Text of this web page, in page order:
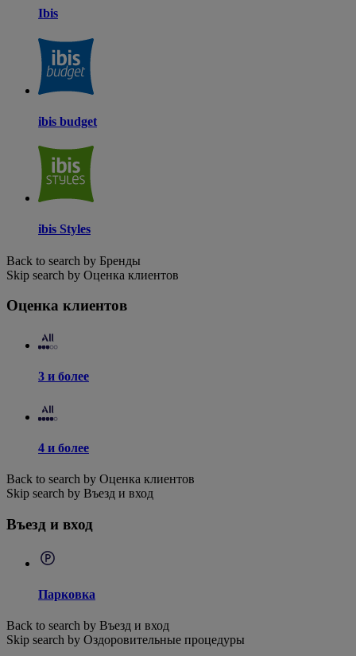
Ibis
ibis budget
ibis Styles
Back to search by Бренды
Skip search by Оценка клиентов
Оценка клиентов
3 и более
4 и более
Back to search by Оценка клиентов
Skip search by Въезд и вход
Въезд и вход
Парковка
Back to search by Въезд и вход
Skip search by Оздоровительные процедуры